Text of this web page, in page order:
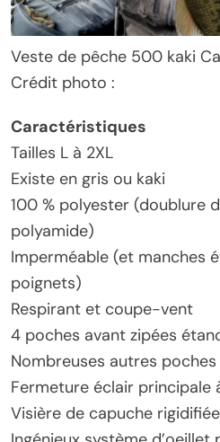
Veste de pêche 500 kaki
Crédit photo :
Caractéristiques
Tailles L à 2XL
Existe en gris ou kaki
100 % polyester (doublure
polyamide)
Imperméable (et manches
poignets)
Respirant et coupe-vent
4 poches avant zipées
Nombreuses autres poches
Fermeture éclair principale
Visière de capuche rigidifiée